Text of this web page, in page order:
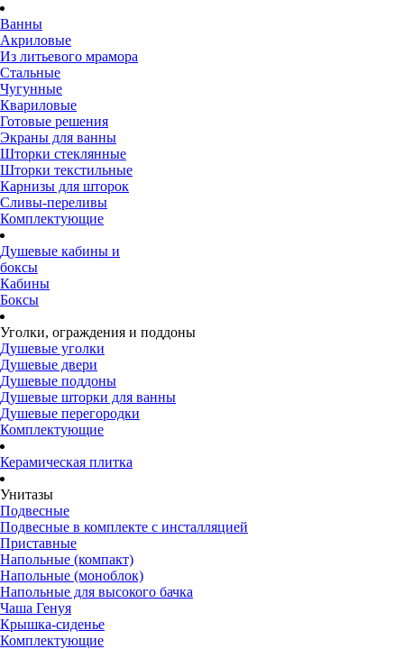
Ванны
Акриловые
Из литьевого мрамора
Стальные
Чугунные
Квариловые
Готовые решения
Экраны для ванны
Шторки стеклянные
Шторки текстильные
Карнизы для шторок
Сливы-переливы
Комплектующие
Душевые кабины и
боксы
Кабины
Боксы
Уголки, ограждения и поддоны
Душевые уголки
Душевые двери
Душевые поддоны
Душевые шторки для ванны
Душевые перегородки
Комплектующие
Керамическая плитка
Унитазы
Подвесные
Подвесные в комплекте с инсталляцией
Приставные
Напольные (компакт)
Напольные (моноблок)
Напольные для высокого бачка
Чаша Генуя
Крышка-сиденье
Комплектующие